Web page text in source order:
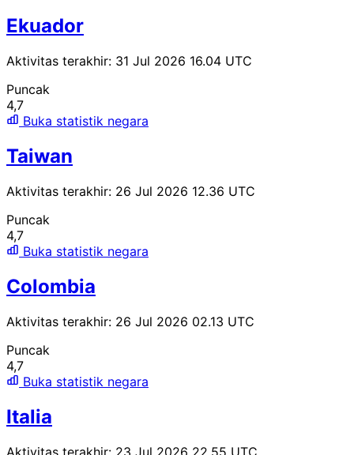
Ekuador
Aktivitas terakhir: 31 Jul 2026 16.04 UTC
Puncak
4,7
Buka statistik negara
Taiwan
Aktivitas terakhir: 26 Jul 2026 12.36 UTC
Puncak
4,7
Buka statistik negara
Colombia
Aktivitas terakhir: 26 Jul 2026 02.13 UTC
Puncak
4,7
Buka statistik negara
Italia
Aktivitas terakhir: 23 Jul 2026 22.55 UTC